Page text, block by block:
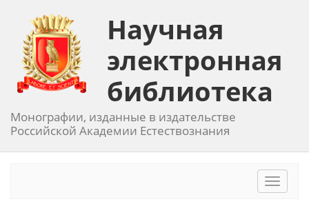
Научная
электронная
библиотека
Монографии, изданные в издательстве
Российской Академии Естествознания
Toggle